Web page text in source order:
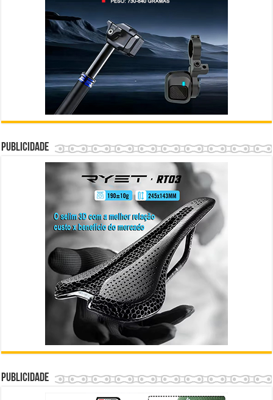
Publicidade
Publicidade